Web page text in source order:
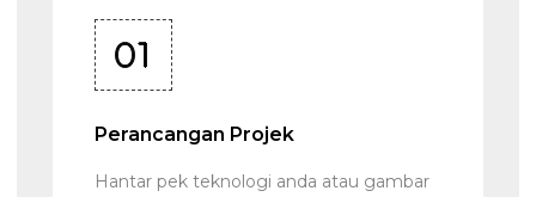
01
Perancangan Projek
Hantar pek teknologi anda atau gambar